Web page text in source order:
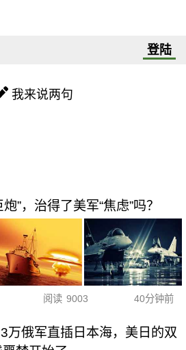
登陆
我来说两句
”，治得了美军“焦虑”吗？
阅读 9003 40分钟前
万俄军直插日本海，美日的双